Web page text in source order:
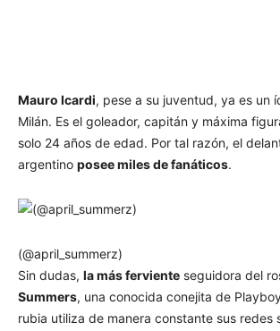
Mauro Icardi, pese a su juventud, ya es un
Milán. Es el goleador, capitán y máxima
solo 24 años de edad. Por tal razón, el
argentino posee miles de fanáticos.
(@april_summerz)
Sin dudas, la más ferviente seguidora del
Summers, una conocida conejita de
rubia utiliza de manera constante sus redes